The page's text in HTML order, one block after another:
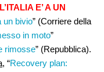
L’ITALIA E’ A UN
un bivio” (Corriere della
in moto”
rimosse” (Repubblica).
, “Recovery plan: